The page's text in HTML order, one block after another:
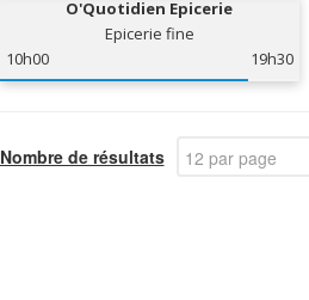
O'Quotidien Epicerie
Epicerie fine
10h00
19h30
Nombre de résultats 12 par page